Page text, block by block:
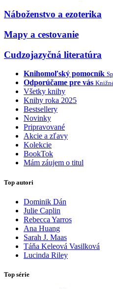
Náboženstvo a ezoterika
Mapy a cestovanie
Cudzojazyčná literatúra
Knihomoľský pomocník
Odporúčame pre vás
Všetky knihy
Knihy roka 2025
Bestsellery
Novinky
Pripravované
Akcie a zľavy
Kolekcie
BookTok
Mám záujem o titul
Top autori
Dominik Dán
Julie Caplin
Rebecca Yarros
Ana Huang
Sarah J. Maas
Táňa Keleová Vasilková
Lucinda Riley
Top série